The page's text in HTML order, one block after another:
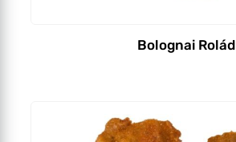
Bolognai Rolád